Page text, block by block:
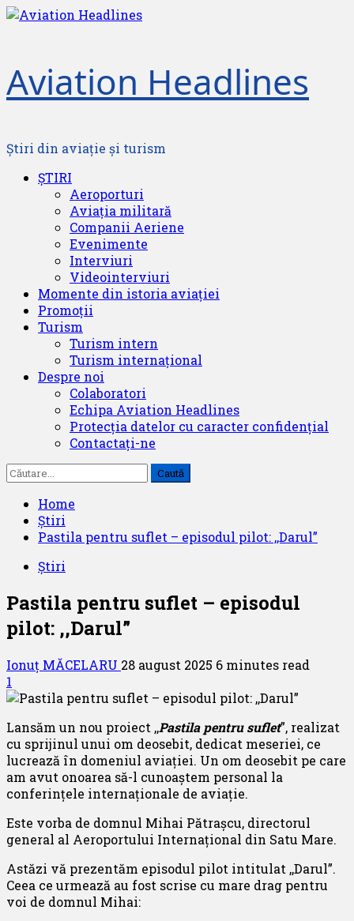
Skip
Aviation Headlines
Știri din aviație și turism
Primary
ȘTIRI
Aeroporturi
Aviația militară
Companii Aeriene
Evenimente
Interviuri
Videointerviuri
Momente din istoria aviației
Promoții
Turism
Turism intern
Turism internațional
Despre noi
Colaboratori
Echipa Aviation Headlines
Protecția datelor cu caracter confidențial
Contactați-ne
Caută
după:
Home
Știri
Pastila pentru suflet – episodul pilot: ,,Darul”
Știri
Pastila pentru suflet – episodul
pilot: ,,Darul”
Ionuț MĂCELARU 28 august 2025 6 minutes read
1
Lansăm un nou proiect ,,Pastila pentru suflet”, realizat
cu sprijinul unui om deosebit, dedicat meseriei, ce
lucrează în domeniul aviației. Un om deosebit pe care
am avut onoarea să-l cunoaștem personal la
conferințele internaționale de aviație.
Este vorba de domnul Mihai Pătrașcu, directorul
general al Aeroportului Internațional din Satu Mare.
Astăzi vă prezentăm episodul pilot intitulat ,,Darul”.
Ceea ce urmează au fost scrise cu mare drag pentru
voi de domnul Mihai: